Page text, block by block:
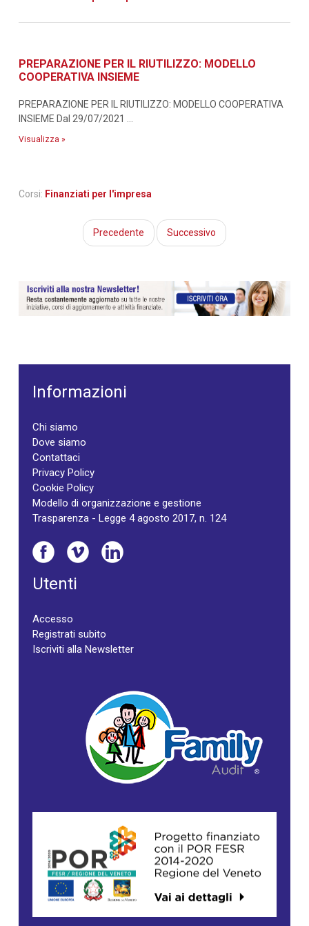
PREPARAZIONE PER IL RIUTILIZZO: MODELLO
COOPERATIVA INSIEME
PREPARAZIONE PER IL RIUTILIZZO: MODELLO COOPERATIVA
INSIEME Dal 29/07/2021 ...
Visualizza »
Corsi: Finanziati per l'impresa
Precedente Successivo
Informazioni
Chi siamo
Dove siamo
Contattaci
Privacy Policy
Cookie Policy
Modello di organizzazione e gestione
Trasparenza - Legge 4 agosto 2017, n. 124
Utenti
Accesso
Registrati subito
Iscriviti alla Newsletter